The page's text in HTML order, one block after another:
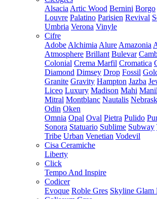
Alsacia Artic Wood Bernini Borgo
Louvre Palatino Parisien Revival
Umbria Verona Vinyle
Cifre
Adobe Alchimia Alure Amazonia
Atmosphere Brillant Bulevar
Colonial Crema Marfil Cromatica
Diamond Dimsey Drop Fossil
Granite Gravity Hampton Jazba
Liceo Luxury Madison Mahi
Mitral Montblanc Nautalis
Odin Oken
Omnia Opal Oval Pietra Pulido
Sonora Statuario Sublime Subway
Tribe Urban Venetian Vodevil
Cisa Ceramiche
Liberty
Click
Tempo And Inspire
Codicer
Evoque Roble Gres Skyline Glam